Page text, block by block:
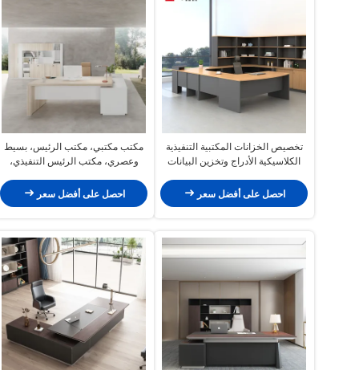
تخصيص الخزانات المكتبية التنفيذية
الكلاسيكية الأدراج وتخزين البيانات
المكاتب التجارية
احصل على أفضل سعر
مكتب مكتبي، مكتب الرئيس، بسيط
وعصري، مكتب الرئيس التنفيذي،
قوانغدونغ، مكتب المشرف
احصل على أفضل سعر